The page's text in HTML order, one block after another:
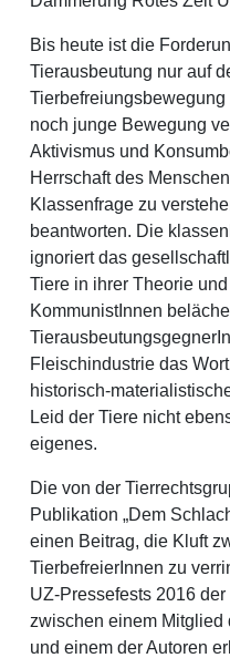
Bis heute ist die
Tierausbeutung nur auf
noch junge Bewegung
Aktivismus und
Herrschaft des
Klassenfrage zu
beantworten. Die
ignoriert das
Tiere in ihrer Theorie
KommunistInnen
Fleischindustrie das
historisch-
Leid der Tiere nicht
eigenes.
Die von der
Publikation „Dem
einen Beitrag, die Kluft
TierbefreierInnen zu
UZ-Pressefests 2016
zwischen einem
und einem der Autoren